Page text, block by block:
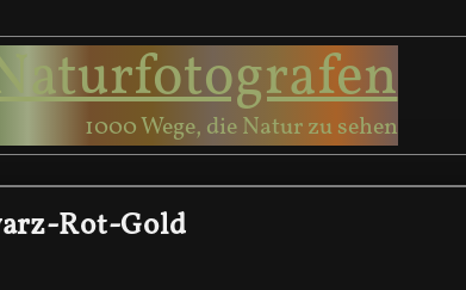
1000 Wege, die Natur zu sehen
Rot-Gold